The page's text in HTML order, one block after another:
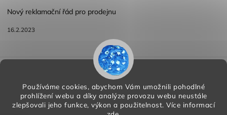
Používáme cookies, abychom Vám umožnili pohodlné
prohlížení webu a díky analýze provozu webu neustále
zlepšovali jeho funkce, výkon a použitelnost. Více informací
Nový reklamační řád pro prodejnu
16.2.2023
Reklamace a vracení zboží
Podmínky ochrany osobních údajů